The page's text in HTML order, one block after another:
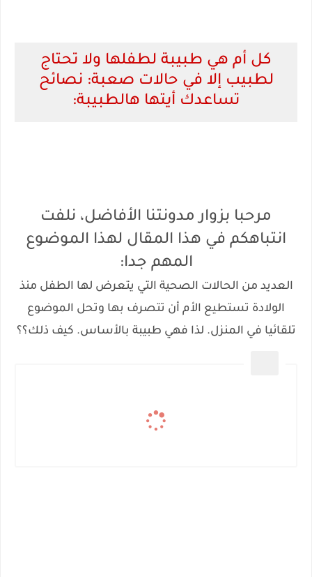
كل أم هي طبيبة لطفلها ولا تحتاج
لطبيب إلا في حالات صعبة: نصائح
تساعدك أيتها هالطبيبة:
مرحبا بزوار مدونتنا الأفاضل، نلفت
انتباهكم في هذا المقال لهذا الموضوع
المهم جدا:
العديد من الحالات الصحية التي يتعرض لها الطفل منذ
الولادة تستطيع الأم أن تتصرف بها وتحل الموضوع
تلقائيا في المنزل. لذا فهي طبيبة بالأساس. كيف ذلك؟؟